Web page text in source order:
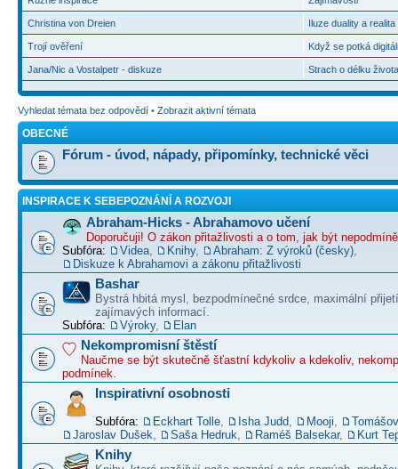
Christina von Dreien
Trojí ověření
Jana/Nic a Vostalpetr - diskuze
Iluze duality a
Když se potká
Strach o délku
Vyhledat témata bez odpovědí • Zobrazit aktivní témata
OBECNÉ
Fórum - úvod, nápady, připomínky, technické věci
INSPIRACE K SEBEPOZNÁNÍ A ROZVOJI
Abraham-Hicks - Abrahamovo učení
Doporučuji! O zákon přitažlivosti a o tom, jak být
Subfóra:
Videa Knihy, Abraham: Z výroků (česky)
Diskuze k Abrahamovi a zákonu přitažlivosti
Bashar
Bystrá hbitá mysl, bezpodmínečné srdce, maximální
zajímavých informací.
Subfóra:
Výroky, Elan
Nekompromisní štěstí
Naučme se být skutečně šťastní kdykoliv a kdekoliv,
podmínek.
Inspirativní osobnosti
Subfóra: Eckhart Tolle Isha Judd Mooji
Jaroslav Dušek
Saša Hedruk Raméš Balsekar, Kurt
Knihy